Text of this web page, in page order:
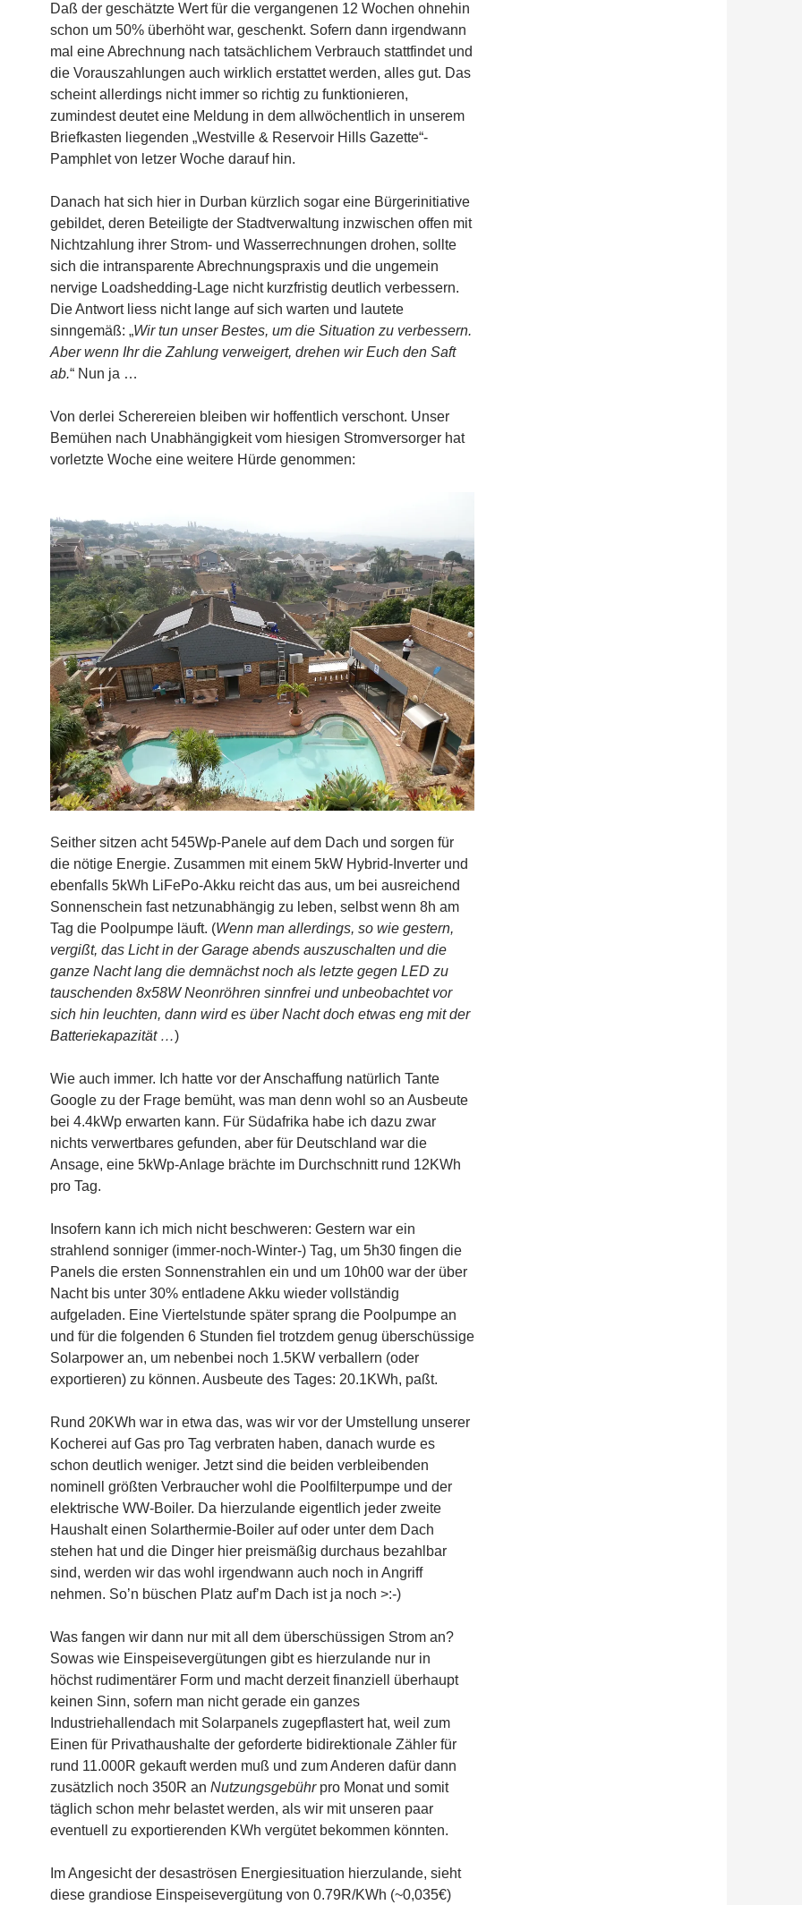
Daß der geschätzte Wert für die vergangenen 12 Wochen ohnehin
schon um 50% überhöht war, geschenkt. Sofern dann irgendwann
mal eine Abrechnung nach tatsächlichem Verbrauch stattfindet und
die Vorauszahlungen auch wirklich erstattet werden, alles gut. Das
scheint allerdings nicht immer so richtig zu funktionieren,
zumindest deutet eine Meldung in dem allwöchentlich in unserem
Briefkasten liegenden „Westville & Reservoir Hills Gazette“-
Pamphlet von letzer Woche darauf hin.
Danach hat sich hier in Durban kürzlich sogar eine Bürgerinitiative
gebildet, deren Beteiligte der Stadtverwaltung inzwischen offen mit
Nichtzahlung ihrer Strom- und Wasserrechnungen drohen, sollte
sich die intransparente Abrechnungspraxis und die ungemein
nervige Loadshedding-Lage nicht kurzfristig deutlich verbessern.
Die Antwort liess nicht lange auf sich warten und lautete
sinngemäß: „Wir tun unser Bestes, um die Situation zu verbessern.
Aber wenn Ihr die Zahlung verweigert, drehen wir Euch den Saft
ab.“ Nun ja …
Von derlei Scherereien bleiben wir hoffentlich verschont. Unser
Bemühen nach Unabhängigkeit vom hiesigen Stromversorger hat
vorletzte Woche eine weitere Hürde genommen:
Seither sitzen acht 545Wp-Panele auf dem Dach und sorgen für
die nötige Energie. Zusammen mit einem 5kW Hybrid-Inverter und
ebenfalls 5kWh LiFePo-Akku reicht das aus, um bei ausreichend
Sonnenschein fast netzunabhängig zu leben, selbst wenn 8h am
Tag die Poolpumpe läuft. (Wenn man allerdings, so wie gestern,
vergißt, das Licht in der Garage abends auszuschalten und die
ganze Nacht lang die demnächst noch als letzte gegen LED zu
tauschenden 8x58W Neonröhren sinnfrei und unbeobachtet vor
sich hin leuchten, dann wird es über Nacht doch etwas eng mit der
Batteriekapazität …)
Wie auch immer. Ich hatte vor der Anschaffung natürlich Tante
Google zu der Frage bemüht, was man denn wohl so an Ausbeute
bei 4.4kWp erwarten kann. Für Südafrika habe ich dazu zwar
nichts verwertbares gefunden, aber für Deutschland war die
Ansage, eine 5kWp-Anlage brächte im Durchschnitt rund 12KWh
pro Tag.
Insofern kann ich mich nicht beschweren: Gestern war ein
strahlend sonniger (immer-noch-Winter-) Tag, um 5h30 fingen die
Panels die ersten Sonnenstrahlen ein und um 10h00 war der über
Nacht bis unter 30% entladene Akku wieder vollständig
aufgeladen. Eine Viertelstunde später sprang die Poolpumpe an
und für die folgenden 6 Stunden fiel trotzdem genug überschüssige
Solarpower an, um nebenbei noch 1.5KW verballern (oder
exportieren) zu können. Ausbeute des Tages: 20.1KWh, paßt.
Rund 20KWh war in etwa das, was wir vor der Umstellung unserer
Kocherei auf Gas pro Tag verbraten haben, danach wurde es
schon deutlich weniger. Jetzt sind die beiden verbleibenden
nominell größten Verbraucher wohl die Poolfilterpumpe und der
elektrische WW-Boiler. Da hierzulande eigentlich jeder zweite
Haushalt einen Solarthermie-Boiler auf oder unter dem Dach
stehen hat und die Dinger hier preismäßig durchaus bezahlbar
sind, werden wir das wohl irgendwann auch noch in Angriff
nehmen. So’n büschen Platz auf’m Dach ist ja noch >:-)
Was fangen wir dann nur mit all dem überschüssigen Strom an?
Sowas wie Einspeisevergütungen gibt es hierzulande nur in
höchst rudimentärer Form und macht derzeit finanziell überhaupt
keinen Sinn, sofern man nicht gerade ein ganzes
Industriehallendach mit Solarpanels zugepflastert hat, weil zum
Einen für Privathaushalte der geforderte bidirektionale Zähler für
rund 11.000R gekauft werden muß und zum Anderen dafür dann
zusätzlich noch 350R an Nutzungsgebührpro Monat und somit
täglich schon mehr belastet werden, als wir mit unseren paar
eventuell zu exportierenden KWh vergütet bekommen könnten.
Im Angesicht der desaströsen Energiesituation hierzulande, sieht
diese grandiose Einspeisevergütung von 0.79R/KWh (~0,035€)